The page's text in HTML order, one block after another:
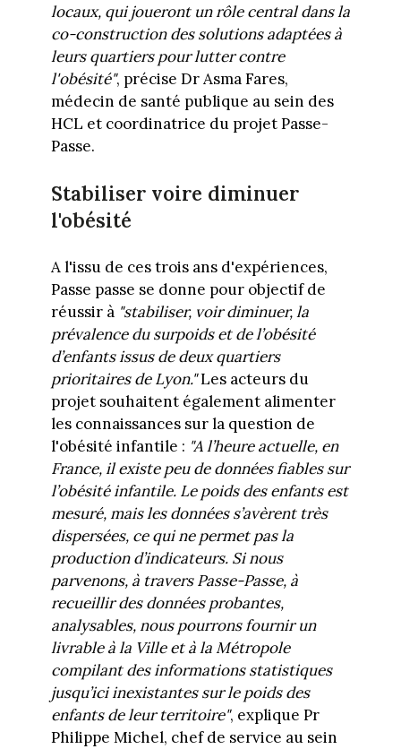
locaux, qui joueront un rôle central dans la
co-construction des solutions adaptées à
leurs quartiers pour lutter contre
l'obésité", précise Dr Asma Fares,
médecin de santé publique au sein des
HCL et coordinatrice du projet Passe-
Passe.
Stabiliser voire diminuer
l'obésité
A l'issu de ces trois ans d'expériences,
Passe passe se donne pour objectif de
réussir à "stabiliser, voir diminuer, la
prévalence du surpoids et de l’obésité
d’enfants issus de deux quartiers
prioritaires de Lyon."Les acteurs du
projet souhaitent également alimenter
les connaissances sur la question de
l'obésité infantile : "A l’heure actuelle, en
France, il existe peu de données fiables sur
l’obésité infantile. Le poids des enfants est
mesuré, mais les données s’avèrent très
dispersées, ce qui ne permet pas la
production d’indicateurs. Si nous
parvenons, à travers Passe-Passe, à
recueillir des données probantes,
analysables, nous pourrons fournir un
livrable à la Ville et à la Métropole
compilant des informations statistiques
jusqu’ici inexistantes sur le poids des
enfants de leur territoire", explique Pr
Philippe Michel, chef de service au sein